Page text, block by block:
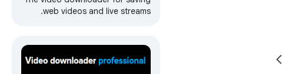
web videos and live streams.